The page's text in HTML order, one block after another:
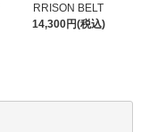
RRISON BELT
14,300円(税込)